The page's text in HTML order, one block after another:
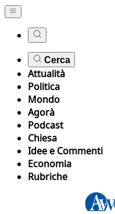
Cerca
Attualità
Politica
Mondo
Agorà
Podcast
Chiesa
Idee e Commenti
Economia
Rubriche